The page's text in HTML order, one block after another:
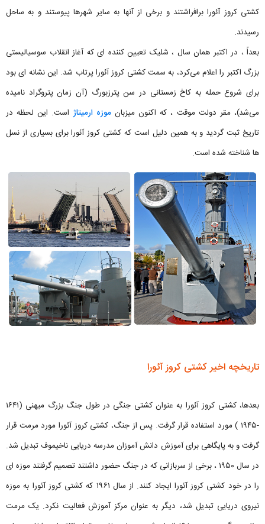
کشتی کروز آئورا برافراشتند و برخی از آنها به سایر شهرها پیوستند و به ساحل
رسیدند.
بعداً ، در اکتبر همان سال ، شلیک تعیین کننده ای که آغاز انقلاب سوسیالیستی
بزرگ اکتبر را اعلام می‌کرد، به سمت کشتی کروز آئورا پرتاب شد. این نشانه ای بود
برای شروع حمله به کاخ زمستانی در سن پترزبورگ (آن زمان پتروگراد نامیده
می‌شد)، مقر دولت موقت ، که اکنون میزبانموزه ارمیتاژ است. این لحظه در
تاریخ ثبت گردید و به همین دلیل است که کشتی کروز آئورا برای بسیاری از نسل
ها شناخته شده است.
تاریخچه اخیر کشتی کروز آئورا
بعدها، کشتی کروز آئورا به عنوان کشتی جنگی در طول جنگ بزرگ میهنی (۱۶۴۱
-۱۹۴۵ ) مورد استفاده قرار گرفت. پس از جنگ، کشتی کروز آئورا مورد مرمت قرار
گرفت و به پایگاهی برای آموزش دانش آموزان مدرسه دریایی ناخیموف تبدیل شد.
در سال ۱۹۵۰ ، برخی از سربازانی که در جنگ حضور داشتند تصمیم گرفتند موزه ای
را در خود کشتی کروز آئورا ایجاد کنند. از سال ۱۹۶۱ که کشتی کروز آئورا به موزه
نیروی دریایی تبدیل شد، دیگر به عنوان مرکز آموزش فعالیت نکرد. یک مرمت